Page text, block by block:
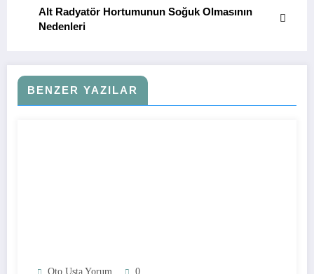
Alt Radyatör Hortumunun Soğuk Olmasının
Nedenleri
BENZER YAZILAR
Oto Usta Yorum 0